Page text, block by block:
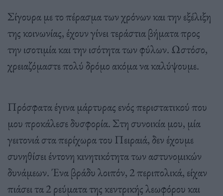
Σίγουρα με το πέρασμα των χρόνων και την εξέλιξη
της κοινωνίας, έχουν γίνει τεράστια βήματα προς
την ισοτιμία και την ισότητα των φύλων. Ωστόσο,
χρειαζόμαστε πολύ δρόμο ακόμα να καλύψουμε.
Πρόσφατα έγινα μάρτυρας ενός περιστατικού που
μου προκάλεσε δυσφορία. Στη συνοικία μου, μία
γειτονιά στα περίχωρα του Πειραιά, δεν έχουμε
συνηθίσει έντονη κινητικότητα των αστυνομικών
δυνάμεων. Ένα βράδυ λοιπόν, 2 περιπολικά, είχαν
πιάσει τα 2 ρεύματα της κεντρικής λεωφόρου και